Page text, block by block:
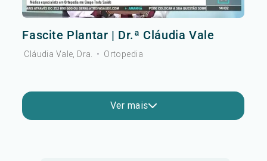
Fascite Plantar | Dr.ª Cláudia Vale
Cláudia Vale, Dra. • Ortopedia
Ver mais